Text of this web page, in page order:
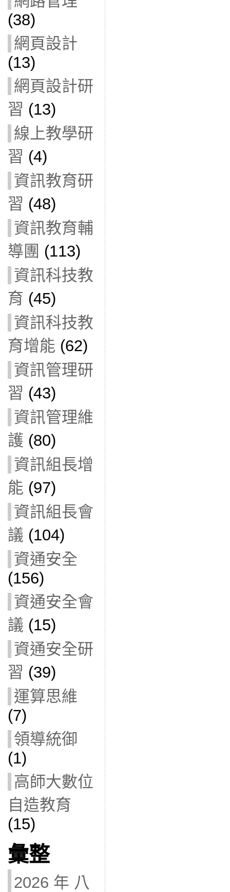
(38)
網頁設計
(13)
網頁設計研
習 (13)
線上教學研
習 (4)
資訊教育研
習 (48)
資訊教育輔
導團 (113)
資訊科技教
育 (45)
資訊科技教
育增能 (62)
資訊管理研
習 (43)
資訊管理維
護 (80)
資訊組長增
能 (97)
資訊組長會
議 (104)
資通安全
(156)
資通安全會
議 (15)
資通安全研
習 (39)
運算思維
(7)
領導統御
(1)
高師大數位
自造教育
(15)
彙整
2026 年 八